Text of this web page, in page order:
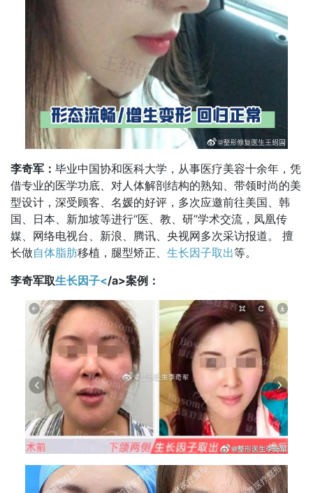
李奇军： 毕业中国协和医科大学，从事医疗美容十余年，凭
借专业的医学功底、对人体解剖结构的熟知、带领时尚的美
型设计，深受顾客、名媛的好评，多次应邀前往美国、韩
国、日本、新加坡等进行“医、教、研”学术交流，凤凰传
媒、网络电视台、新浪、腾讯、央视网多次采访报道。 擅
长做自体脂肪移植，腿型矫正、 生长因子取出等。
李奇军取生长因子</a>案例：